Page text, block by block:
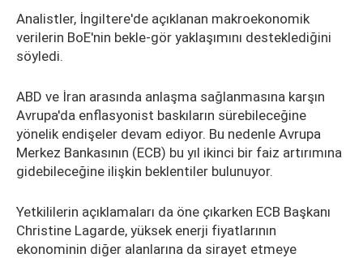
Analistler, İngiltere'de açıklanan makroekonomik
verilerin BoE'nin bekle-gör yaklaşımını desteklediğini
söyledi.
ABD ve İran arasında anlaşma sağlanmasına karşın
Avrupa'da enflasyonist baskıların sürebileceğine
yönelik endişeler devam ediyor. Bu nedenle Avrupa
Merkez Bankasının (ECB) bu yıl ikinci bir faiz artırımına
gidebileceğine ilişkin beklentiler bulunuyor.
Yetkililerin açıklamaları da öne çıkarken ECB Başkanı
Christine Lagarde, yüksek enerji fiyatlarının
ekonominin diğer alanlarına da sirayet etmeye